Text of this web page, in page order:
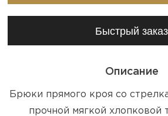
Быстрый заказ
Описание
Брюки прямого кроя со
прочной мягкой хлопковой